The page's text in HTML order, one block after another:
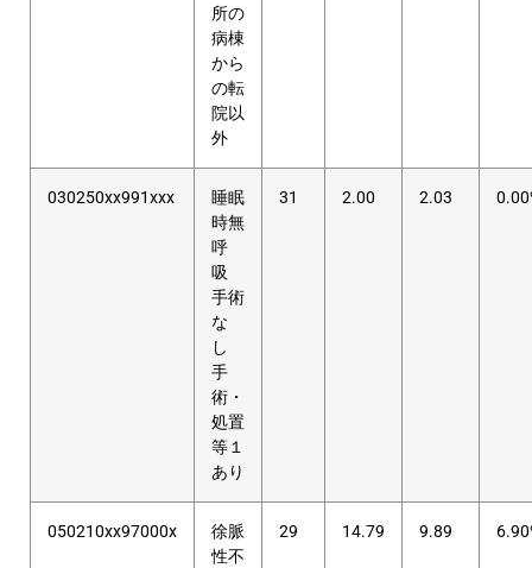
所の
病棟
から
の転
院以
外
030250xx991xxx
睡眠
時無
呼
吸
手術
な
し
手
術・
処置
等１
あり
31 2.00 2.03
050210xx97000x
徐脈
性不
29 14.79 9.89